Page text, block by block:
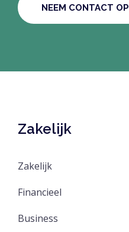
Zakelijk
Zakelijk
Financieel
Business
NEEM CONTACT OP